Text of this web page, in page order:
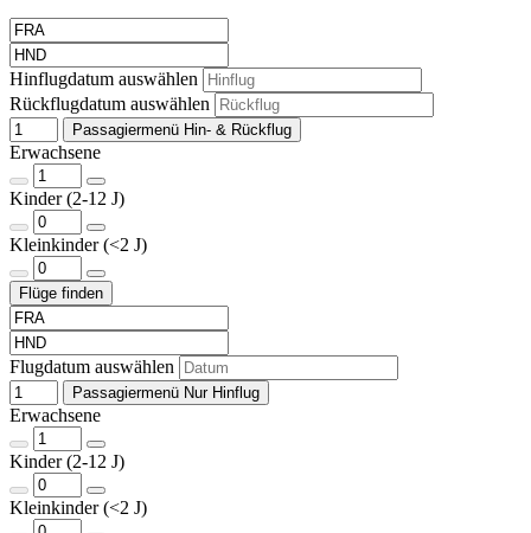
Hinflugdatum auswählen
Rückflugdatum auswählen
Passagiermenü Hin- & Rückflug
Erwachsene
Kinder (2-12 J)
Kleinkinder (<2 J)
Flugdatum auswählen
Passagiermenü Nur Hinflug
Erwachsene
Kinder (2-12 J)
Kleinkinder (<2 J)